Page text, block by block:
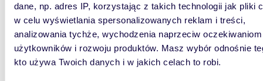
dane, np. adres IP, korzystając z takich technologii jak pliki
w celu wyświetlania spersonalizowanych reklam i treści,
analizowania tychże, wychodzenia naprzeciw oczekiwaniom
użytkowników i rozwoju produktów. Masz wybór odnośnie
kto używa Twoich danych i w jakich celach to robi.
WYRÓŻNIONE